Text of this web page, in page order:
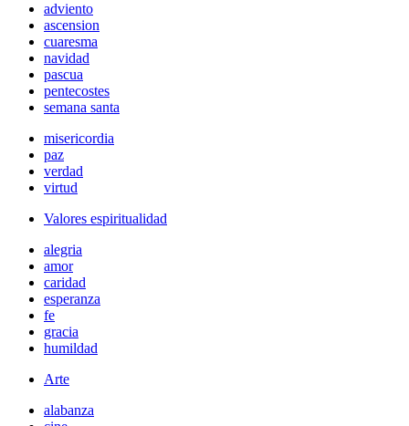
adviento
ascension
cuaresma
navidad
pascua
pentecostes
semana santa
misericordia
paz
verdad
virtud
Valores espiritualidad
alegria
amor
caridad
esperanza
fe
gracia
humildad
Arte
alabanza